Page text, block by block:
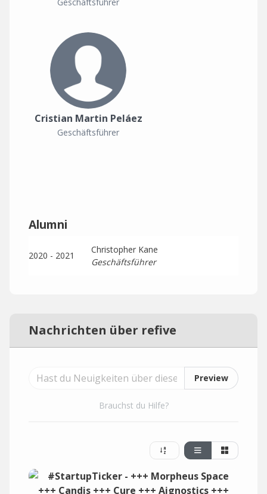
Cristian Martin Peláez
Geschäftsführer
Alumni
2020 - 2021
Christopher Kane
Geschäftsführer
Nachrichten über refive
Preview
Brauchst du Hilfe?